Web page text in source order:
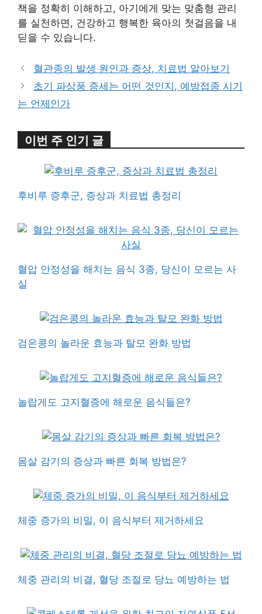
책을 정확히 이해하고, 아기에게 맞는 맞춤형 관리
를 실천하면, 건강하고 행복한 육아의 첫걸음을 내
딛을 수 있습니다.
혈관종의 발생 원인과 증상, 치료법 알아보기
초기 파상풍 증세는 어떤 것인지, 예방접종 시기
는 언제인가
이번 주 인기 글
후비루 증후군, 증상과 치료법 총정리
혈압 안정성을 해치는 음식 3종, 당신이 모르는 사
실
검은콩의 놀라운 효능과 탈모 완화 방법
놀랍게도 고지혈증에 해로운 음식들은?
몸살 감기의 증상과 빠른 회복 방법은?
체중 증가의 비밀, 이 음식부터 제거하세요
체중 관리의 비결, 혈당 조절로 당뇨 예방하는 법